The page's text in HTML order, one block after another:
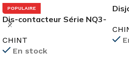
POPULAIRE
Dis-contacteur Série NQ3-
11P
CHINT
En stock